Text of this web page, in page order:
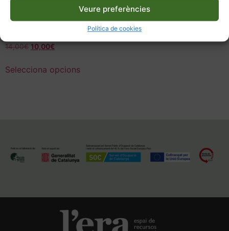
Veure preferències
Política de cookies
Protegit: Les plantes
bioindicadores, especial
14,00€ 10,00€
Selecciona opcions